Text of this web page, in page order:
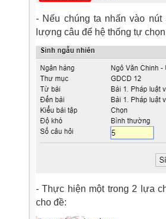
- Nếu chúng ta nhấn vào nút
lượng câu để hệ thống tự
- Thực hiện một trong 2 lựa
cho đề: